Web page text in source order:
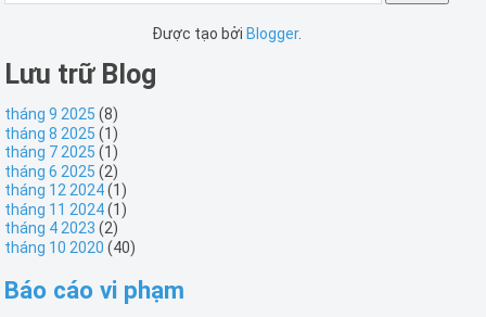
Được tạo bởi Blogger.
Lưu trữ Blog
tháng 9 2025 (8)
tháng 8 2025 (1)
tháng 7 2025 (1)
tháng 6 2025 (2)
tháng 12 2024(1)
tháng 11 2024(1)
tháng 4 2023 (2)
tháng 10 2020 (40)
Báo cáo vi phạm